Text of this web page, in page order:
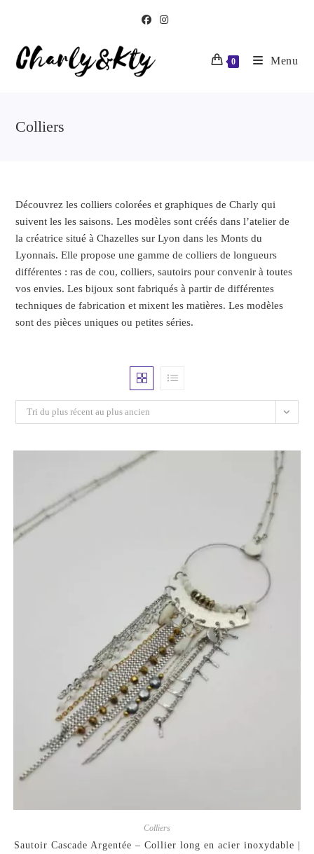
0 Menu
Colliers
Découvrez les colliers colorées et graphiques de Charly qui
suivent les les saisons. Les modèles sont créés dans l’atelier de
la créatrice situé à Chazelles sur Lyon dans les Monts du
Lyonnais. Elle propose une gamme de colliers de longueurs
différentes : ras de cou, colliers, sautoirs pour convenir à toutes
vos envies. Les bijoux sont fabriqués à partir de différentes
techniques de fabrication et mixent les matières. Les modèles
sont des pièces uniques ou petites séries.
Tri du plus récent au plus ancien
Colliers
Sautoir Cascade Argentée – Collier long en acier inoxydable |